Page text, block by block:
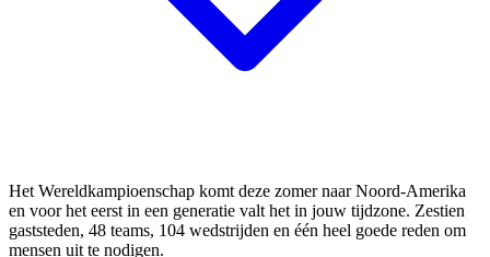
Het Wereldkampioenschap komt deze zomer naar Noord-Amerika
en voor het eerst in een generatie valt het in jouw tijdzone. Zestien
gaststeden, 48 teams, 104 wedstrijden en één heel goede reden om
mensen uit te nodigen.